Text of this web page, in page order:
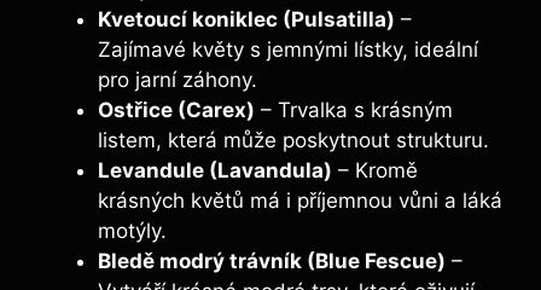
Kvetoucí koniklec (Pulsatilla) –
Zajímavé květy s jemnými lístky, ideální
pro jarní záhony.
Ostřice (Carex) – Trvalka s krásným
listem, která může poskytnout strukturu.
Levandule (Lavandula) – Kromě
krásných květů má i příjemnou vůni a láká
motýly.
Bledě modrý trávník (Blue Fescue) –